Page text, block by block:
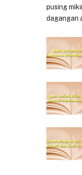
pusing
dagangan